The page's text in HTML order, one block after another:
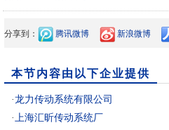
分享到： 腾讯微博 新浪微博
本节内容由以下企业提供
·龙力传动系统有限公司
·上海汇昕传动系统厂